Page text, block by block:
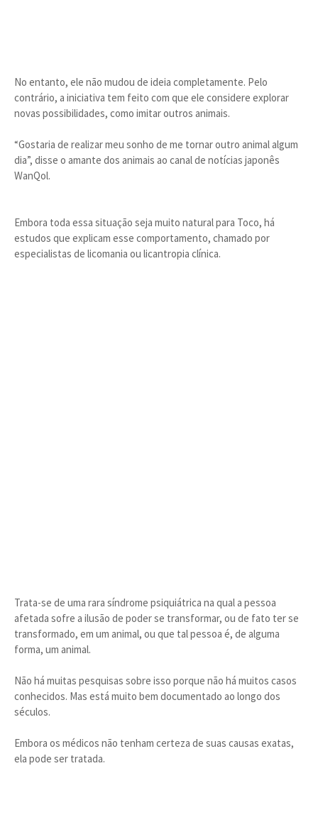
No entanto, ele não mudou de ideia completamente. Pelo
contrário, a iniciativa tem feito com que ele considere explorar
novas possibilidades, como imitar outros animais.
“Gostaria de realizar meu sonho de me tornar outro animal algum
dia”, disse o amante dos animais ao canal de notícias japonês
WanQol.
Embora toda essa situação seja muito natural para Toco, há
estudos que explicam esse comportamento, chamado por
especialistas de licomania ou licantropia clínica.
Trata-se de uma rara síndrome psiquiátrica na qual a pessoa
afetada sofre a ilusão de poder se transformar, ou de fato ter se
transformado, em um animal, ou que tal pessoa é, de alguma
forma, um animal.
Não há muitas pesquisas sobre isso porque não há muitos casos
conhecidos. Mas está muito bem documentado ao longo dos
séculos.
Embora os médicos não tenham certeza de suas causas exatas,
ela pode ser tratada.